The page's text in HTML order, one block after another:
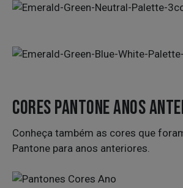
CORES PANTONE ANOS
Conheça também as cores que
Pantone para anos anteriores.